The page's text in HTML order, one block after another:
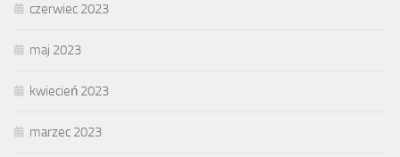
czerwiec 2023
maj 2023
kwiecień 2023
marzec 2023